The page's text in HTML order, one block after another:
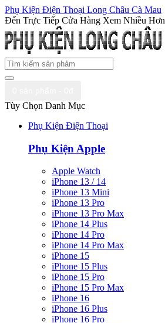
Phụ Kiện Điện Thoại Long Châu Cà Mau
Đến Trực Tiếp Cửa Hàng Xem Nhiều Hơn
Tùy Chọn Danh Mục
Phụ Kiện Điện Thoại
Phụ Kiện Apple
Apple Watch
iPhone 13 / 14
iPhone 13 Mini
iPhone 13 Pro
iPhone 13 Pro Max
iPhone 14 Plus
iPhone 14 Pro
iPhone 14 Pro Max
iPhone 15
iPhone 15 Plus
iPhone 15 Pro
iPhone 15 Pro Max
iPhone 16
iPhone 16 Plus
iPhone 16 Pro